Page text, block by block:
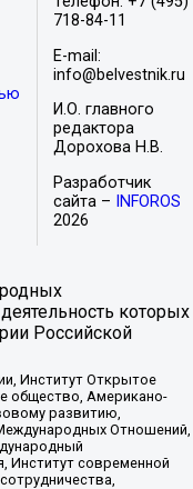
718-84-11
E-mail:
info@belvestnik.ru
И.О. главного
редактора
Дорохова Н.В.
Разработчик
сайта –
INFOROS
2026
которых
Российской
Институт Открытое
общество, Американо-
развитию,
Отношений,
Институт современной